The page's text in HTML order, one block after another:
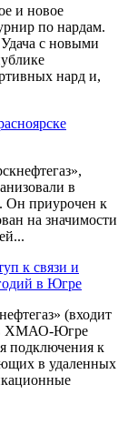
и новое
по нардам.
Удача с новыми
нард и,
в
Он приурочен к
на значимости
к связи и
в Югре
(входит
в ХМАО-Югре
подключения к
в удаленных